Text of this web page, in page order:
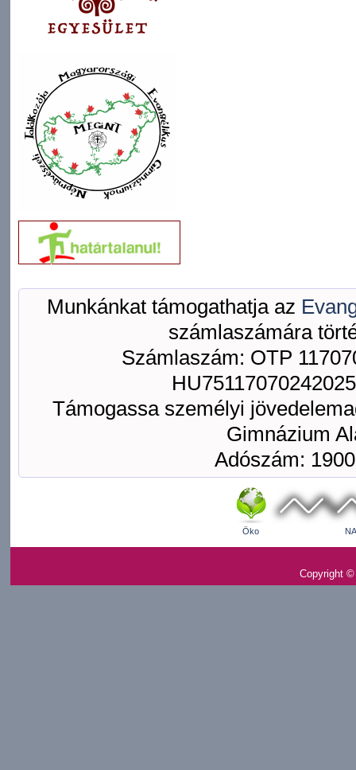
Munkánkat támogathatja az
számlaszámára
Számlaszám: OTP
Támogassa személyi
Gimnázium
Adószám:
Öko
Copyright